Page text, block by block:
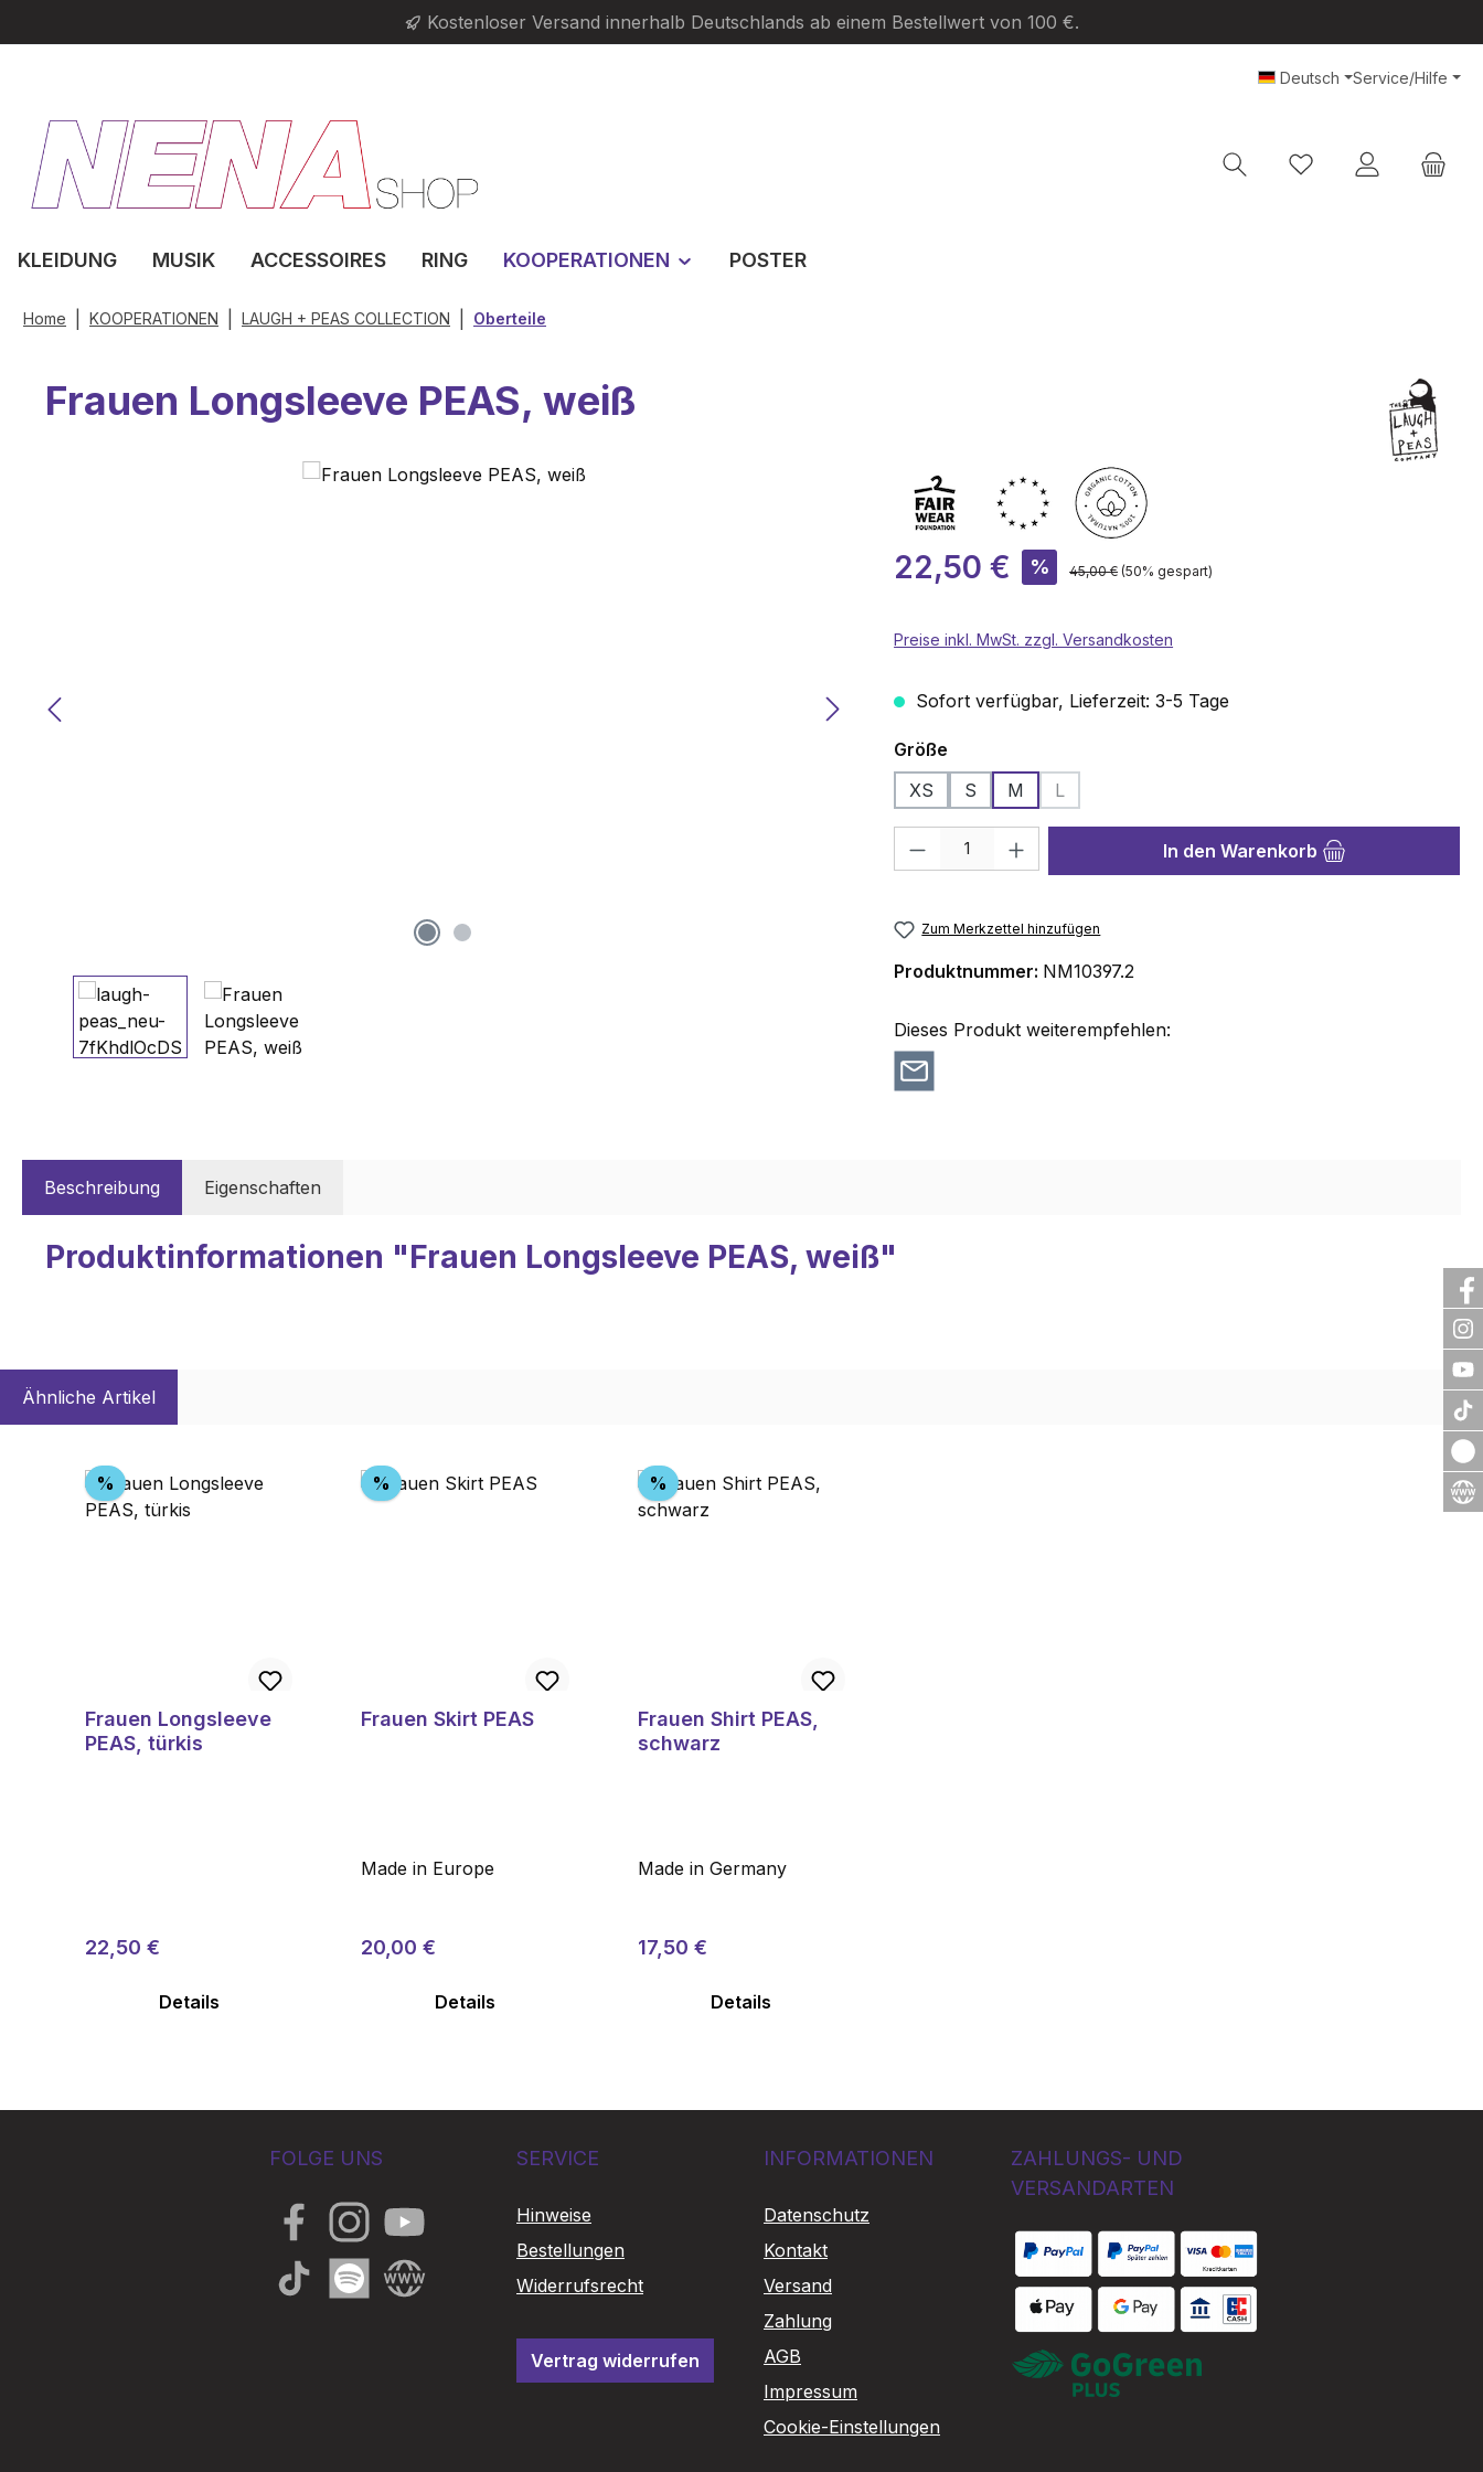
Kostenloser Versand innerhalb Deutschlands ab einem Bestellwert von 100 €.
Deutsch Service/Hilfe
Du hast 0 Produkte
KLEIDUNG MUSIK ACCESSOIRES RING KOOPERATIONEN POSTER
Home KOOPERATIONEN LAUGH + PEAS COLLECTION Oberteile
Frauen Longsleeve PEAS, weiß
Verkaufspreis:
22,50 € % Regulärer Preis:
45,00 € (50% gespart)
Preise inkl. MwSt. zzgl. Versandkosten
Sofort verfügbar, Lieferzeit: 3-5 Tage
Größe
XS
S M L
(Diese Option ist zurzeit nicht verfügbar.)
Produkt Anzahl: Gib den gewünschten Wert ein oder benutze die
In den Warenkorb
Zum Merkzettel hinzufügen
Produktnummer: NM10397.2
Dieses Produkt weiterempfehlen:
Beschreibung Eigenschaften
Produktinformationen "Frauen Longsleeve PEAS, weiß"
Ähnliche Artikel
Produktgalerie überspringen
% Rabatt
Frauen Longsleeve
PEAS, türkis
Verkaufspreis:
22,50 €
Details
% Rabatt
Frauen Skirt PEAS
Made in Europe
Verkaufspreis:
20,00 €
Details
% Rabatt
Frauen Shirt PEAS,
schwarz
Made in Germany
Verkaufspreis:
17,50 €
Details
FOLGE UNS
FacebookInstagramYouTube
TikTok Spotify Website
SERVICE
Hinweise
Bestellungen
Widerrufsrecht
Vertrag widerrufen
INFORMATIONEN
Datenschutz
Kontakt
Versand
Zahlung
AGB
Impressum
Cookie-Einstellungen
ZAHLUNGS- UND
VERSANDARTEN
Bezahlung per